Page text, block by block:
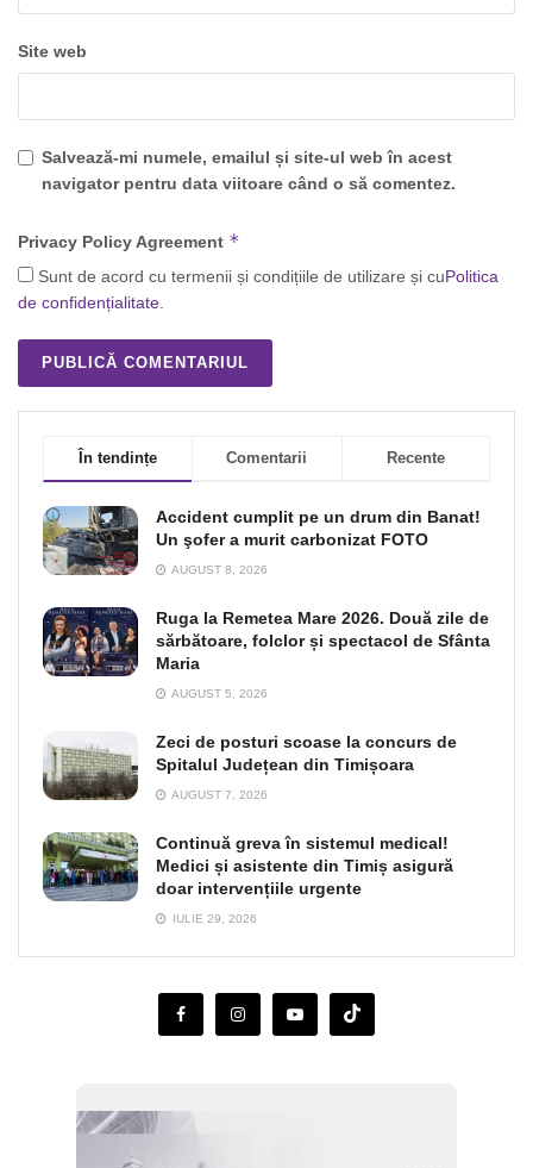
Site web
Salvează-mi numele, emailul și site-ul web în acest
navigator pentru data viitoare când o să comentez.
Privacy Policy Agreement *
Sunt de acord cu termenii și condițiile de utilizare și cuPolitica
de confidențialitate.
În tendințe Comentarii Recente
Accident cumplit pe un drum din Banat!
Un şofer a murit carbonizat FOTO
AUGUST 8, 2026
Ruga la Remetea Mare 2026. Două zile de
sărbătoare, folclor și spectacol de Sfânta
Maria
AUGUST 5, 2026
Zeci de posturi scoase la concurs de
Spitalul Județean din Timișoara
AUGUST 7, 2026
Continuă greva în sistemul medical!
Medici și asistente din Timiș asigură
doar intervențiile urgente
IULIE 29, 2026